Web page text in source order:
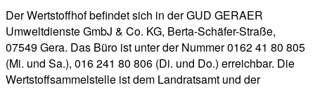
Der Wertstoffhof befindet sich in der GUD GERAER
Umweltdienste GmbJ & Co. KG, Berta-Schäfer-Straße,
07549 Gera. Das Büro ist unter der Nummer 0162 41 80 805
(Mi. und Sa.), 016 241 80 806 (Di. und Do.) erreichbar. Die
Wertstoffsammelstelle ist dem Landratsamt und der